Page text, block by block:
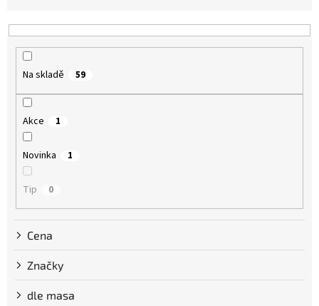
p
Na skladě 59
Akce 1
Novinka 1
Tip 0
Cena
Značky
dle masa